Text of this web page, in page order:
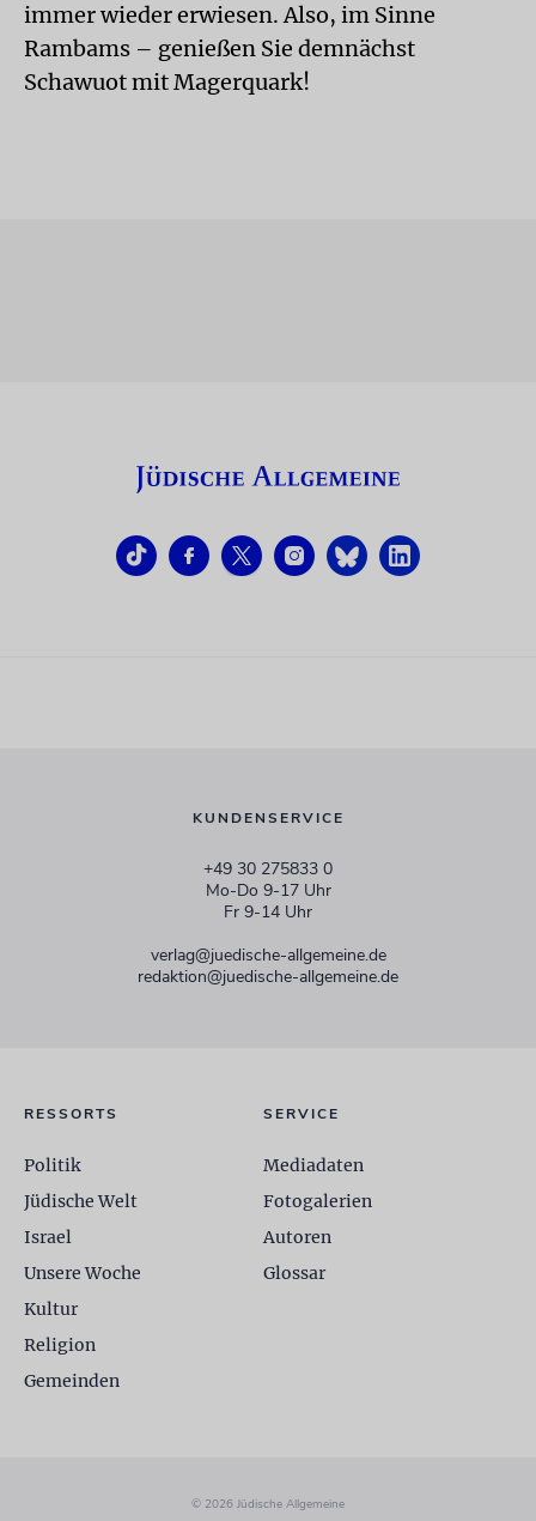
immer wieder erwiesen. Also, im Sinne
Rambams – genießen Sie demnächst
Schawuot mit Magerquark!
KUNDENSERVICE
+49 30 275833 0
Mo-Do 9-17 Uhr
Fr 9-14 Uhr
verlag@juedische-allgemeine.de
redaktion@juedische-allgemeine.de
RESSORTS
Politik
Jüdische Welt
Israel
Unsere Woche
Kultur
Religion
Gemeinden
SERVICE
Mediadaten
Fotogalerien
Autoren
Glossar
© 2026 Jüdische Allgemeine